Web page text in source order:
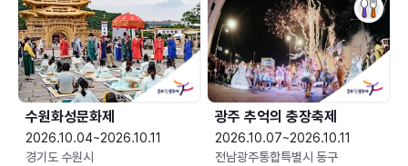
수원화성문화제
2026.10.04~2026.10.11
경기도 수원시
광주 추억의 충장축제
2026.10.07~2026.10.11
전남광주통합특별시 동구